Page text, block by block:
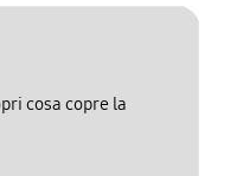
cosa copre la